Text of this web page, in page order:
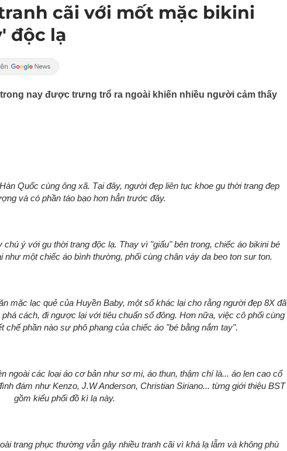
cãi với mốt mặc bikini
độc lạ
nay được trưng trổ ra ngoài khiến nhiều người cảm thấy
Quốc cùng ông xã. Tại đây, người đẹp liên tục khoe gu thời trang đẹp
và có phần táo bạo hơn hẳn trước đây.
chú ý với gu thời trang độc lạ. Thay vì "giấu" bên trong, chiếc áo bikini bé
một chiếc áo bình thường, phối cùng chân váy da beo ton sur ton.
mặc lạc quẻ của Huyền Baby, một số khác lại cho rằng người đẹp 8X đã
cách, đi ngược lại với tiêu chuẩn số đông. Hơn nữa, việc cô phối cùng
chế phần nào sự phô phang của chiếc áo "bé bằng nắm tay".
ngoài các loại áo cơ bản như sơ mi, áo thun, thậm chí là... áo len cao cổ
đám như Kenzo, J.W Anderson, Christian Siriano... từng giới thiệu BST
gồm kiểu phối đồ kì lạ này.
trang phục thường vẫn gây nhiều tranh cãi vì khá lạ lẫm và không phù